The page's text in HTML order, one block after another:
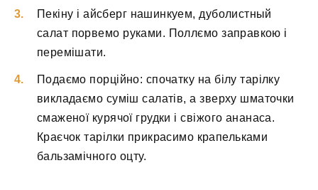
Пекіну і айсберг нашинкуем, дуболистный
салат порвемо руками. Поллємо заправкою і
перемішати.
Подаємо порційно: спочатку на білу тарілку
викладаємо суміш салатів, а зверху шматочки
смаженої курячої грудки і свіжого ананаса.
Краєчок тарілки прикрасимо крапельками
бальзамічного оцту.